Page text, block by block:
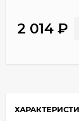
2 014 ₽